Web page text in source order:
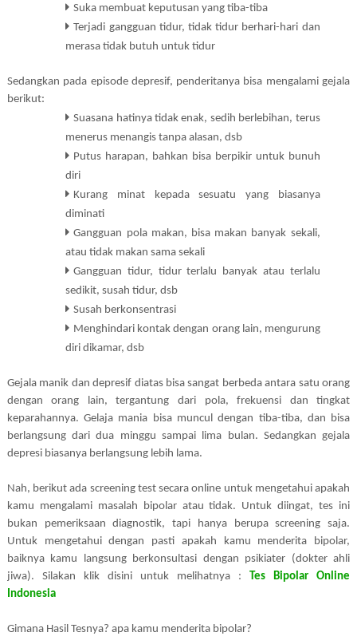
Suka membuat keputusan yang tiba-tiba
Terjadi gangguan tidur, tidak tidur berhari-hari dan
merasa tidak butuh untuk tidur
Sedangkan pada episode depresif, penderitanya bisa mengalami gejala
berikut:
Suasana hatinya tidak enak, sedih berlebihan, terus
menerus menangis tanpa alasan, dsb
Putus harapan, bahkan bisa berpikir untuk bunuh
diri
Kurang minat kepada sesuatu yang biasanya
diminati
Gangguan pola makan, bisa makan banyak sekali,
atau tidak makan sama sekali
Gangguan tidur, tidur terlalu banyak atau terlalu
sedikit, susah tidur, dsb
Susah berkonsentrasi
Menghindari kontak dengan orang lain, mengurung
diri dikamar, dsb
Gejala manik dan depresif diatas bisa sangat berbeda antara satu orang
dengan orang lain, tergantung dari pola, frekuensi dan tingkat
keparahannya. Gelaja mania bisa muncul dengan tiba-tiba, dan bisa
berlangsung dari dua minggu sampai lima bulan. Sedangkan gejala
depresi biasanya berlangsung lebih lama.
Nah, berikut ada screening test secara online untuk mengetahui apakah
kamu mengalami masalah bipolar atau tidak. Untuk diingat, tes ini
bukan pemeriksaan diagnostik, tapi hanya berupa screening saja.
Untuk mengetahui dengan pasti apakah kamu menderita bipolar,
baiknya kamu langsung berkonsultasi dengan psikiater (dokter ahli
jiwa). Silakan klik disini untuk melihatnya :
Tes Bipolar Online
Indonesia
Gimana Hasil Tesnya? apa kamu menderita bipolar?